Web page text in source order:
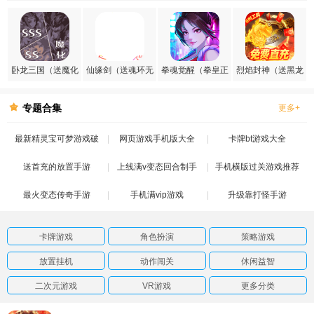
卧龙三国（送魔化
仙缘剑（送魂环无
拳魂觉醒（拳皇正
烈焰封神（送黑龙
专题合集 更多+
最新精灵宝可梦游戏破
解版
网页游戏手机版大全 卡牌bt游戏大全
送首充的放置手游 上线满v变态回合制手
游
手机横版过关游戏推荐
最火变态传奇手游 手机满vip游戏 升级靠打怪手游
卡牌游戏 角色扮演 策略游戏
放置挂机 动作闯关 休闲益智
二次元游戏 VR游戏 更多分类